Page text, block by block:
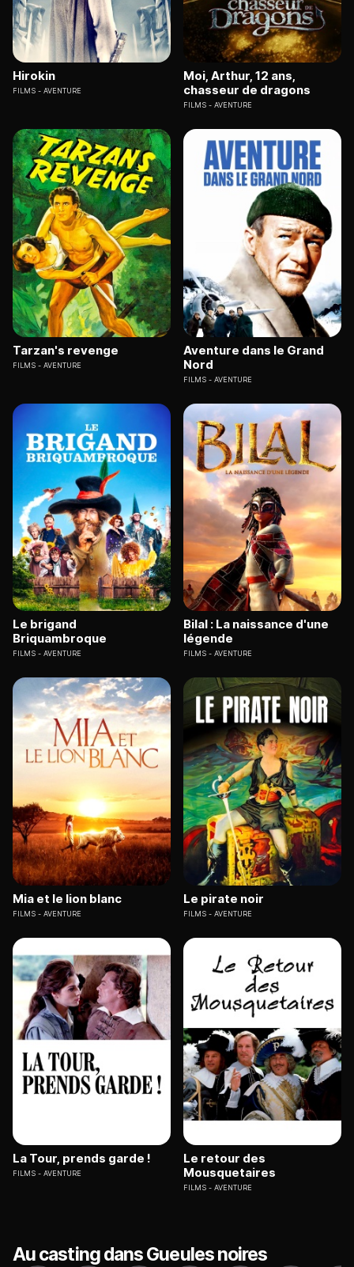
Hirokin
FILMS AVENTURE
Moi, Arthur, 12 ans,
chasseur de dragons
FILMS AVENTURE
Tarzan's revenge
FILMS AVENTURE
Aventure dans le Grand
Nord
FILMS AVENTURE
Le brigand
Briquambroque
FILMS AVENTURE
Bilal : La naissance d'une
légende
FILMS AVENTURE
Mia et le lion blanc
FILMS AVENTURE
Le pirate noir
FILMS AVENTURE
La Tour, prends garde !
FILMS AVENTURE
Le retour des
Mousquetaires
FILMS AVENTURE
Au casting dans Gueules noires